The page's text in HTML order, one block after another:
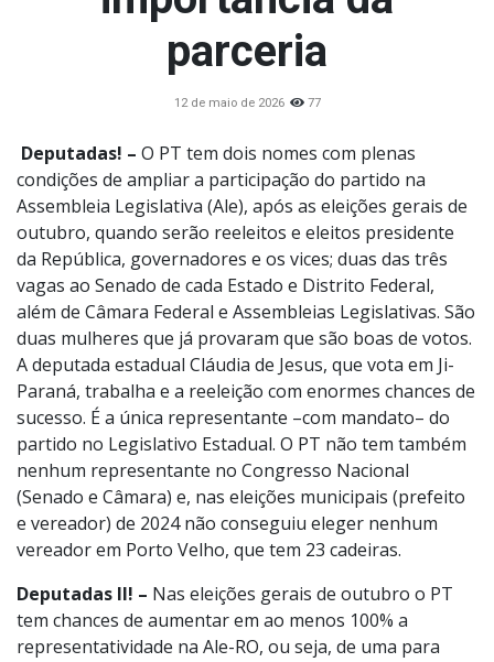
parceria
12 de maio de 2026 77
Deputadas! – O PT tem dois nomes com plenas
condições de ampliar a participação do partido na
Assembleia Legislativa (Ale), após as eleições gerais de
outubro, quando serão reeleitos e eleitos presidente
da República, governadores e os vices; duas das três
vagas ao Senado de cada Estado e Distrito Federal,
além de Câmara Federal e Assembleias Legislativas. São
duas mulheres que já provaram que são boas de votos.
A deputada estadual Cláudia de Jesus, que vota em Ji-
Paraná, trabalha e a reeleição com enormes chances de
sucesso. É a única representante –com mandato– do
partido no Legislativo Estadual. O PT não tem também
nenhum representante no Congresso Nacional
(Senado e Câmara) e, nas eleições municipais (prefeito
e vereador) de 2024 não conseguiu eleger nenhum
vereador em Porto Velho, que tem 23 cadeiras.
Deputadas II! – Nas eleições gerais de outubro o PT
tem chances de aumentar em ao menos 100% a
representatividade na Ale-RO, ou seja, de uma para